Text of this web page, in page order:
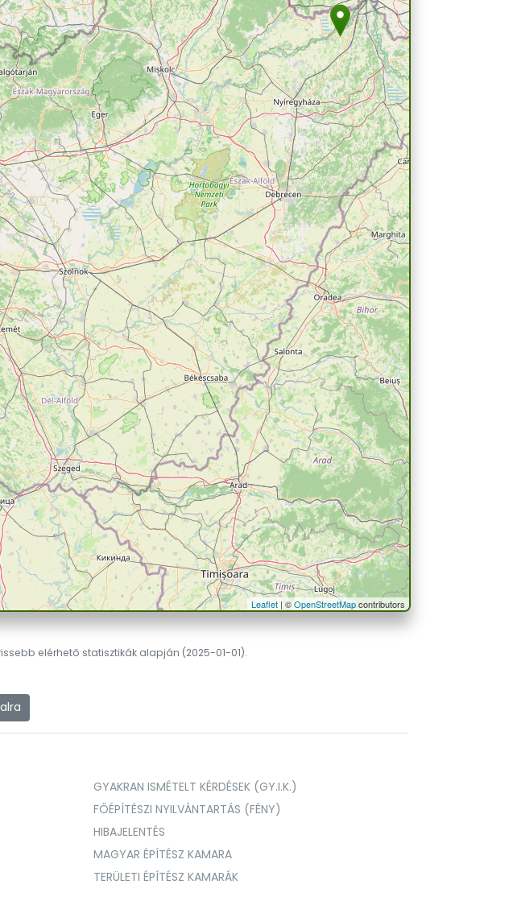
Leaflet | ©OpenStreetMapcontributors
elérhető statisztikák alapján (2025-01-01).
GYAKRAN ISMÉTELT KÉRDÉSEK (GY.I.K.)
FŐÉPÍTÉSZI NYILVÁNTARTÁS (FÉNY)
HIBAJELENTÉS
MAGYAR ÉPÍTÉSZ KAMARA
TERÜLETI ÉPÍTÉSZ KAMARÁK